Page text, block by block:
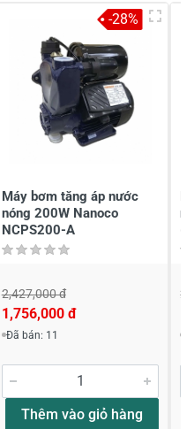
Máy bơm tăng áp nước
nóng 200W Nanoco
NCPS200-A
2,427,000 đ
1,756,000 đ
Đã bán: 11
Thêm vào giỏ hàng
-28%